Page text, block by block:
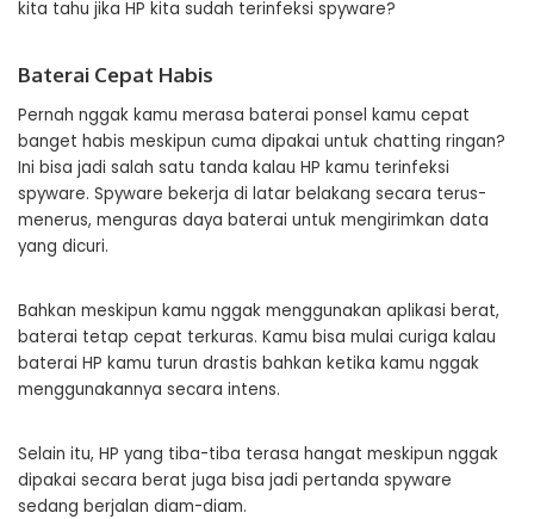
kita tahu jika HP kita sudah terinfeksi spyware?
Baterai Cepat Habis
Pernah nggak kamu merasa baterai ponsel kamu cepat
banget habis meskipun cuma dipakai untuk chatting ringan?
Ini bisa jadi salah satu tanda kalau HP kamu terinfeksi
spyware. Spyware bekerja di latar belakang secara terus-
menerus, menguras daya baterai untuk mengirimkan data
yang dicuri.
Bahkan meskipun kamu nggak menggunakan aplikasi berat,
baterai tetap cepat terkuras. Kamu bisa mulai curiga kalau
baterai HP kamu turun drastis bahkan ketika kamu nggak
menggunakannya secara intens.
Selain itu, HP yang tiba-tiba terasa hangat meskipun nggak
dipakai secara berat juga bisa jadi pertanda spyware
sedang berjalan diam-diam.